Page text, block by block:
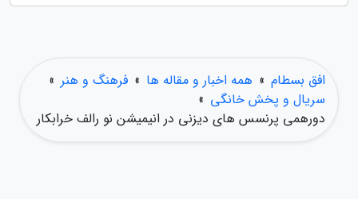
افق بسطام » همه اخبار و مقاله ها » فرهنگ و هنر »
سریال و پخش خانگی »
دورهمی پرنسس های دیزنی در انیمیشن نو رالف خرابکار